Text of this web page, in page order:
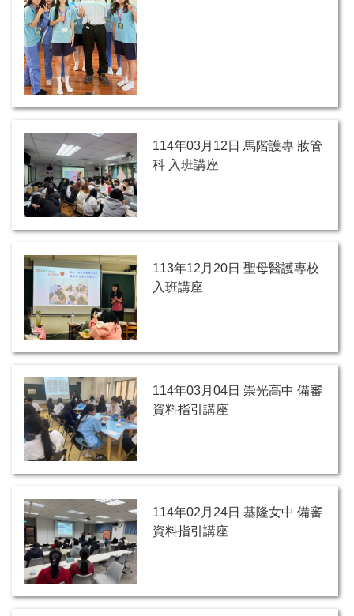
114年03月12日 馬階護專 妝管
科 入班講座
113年12月20日 聖母醫護專校
入班講座
114年03月04日 崇光高中 備審
資料指引講座
114年02月24日 基隆女中 備審
資料指引講座